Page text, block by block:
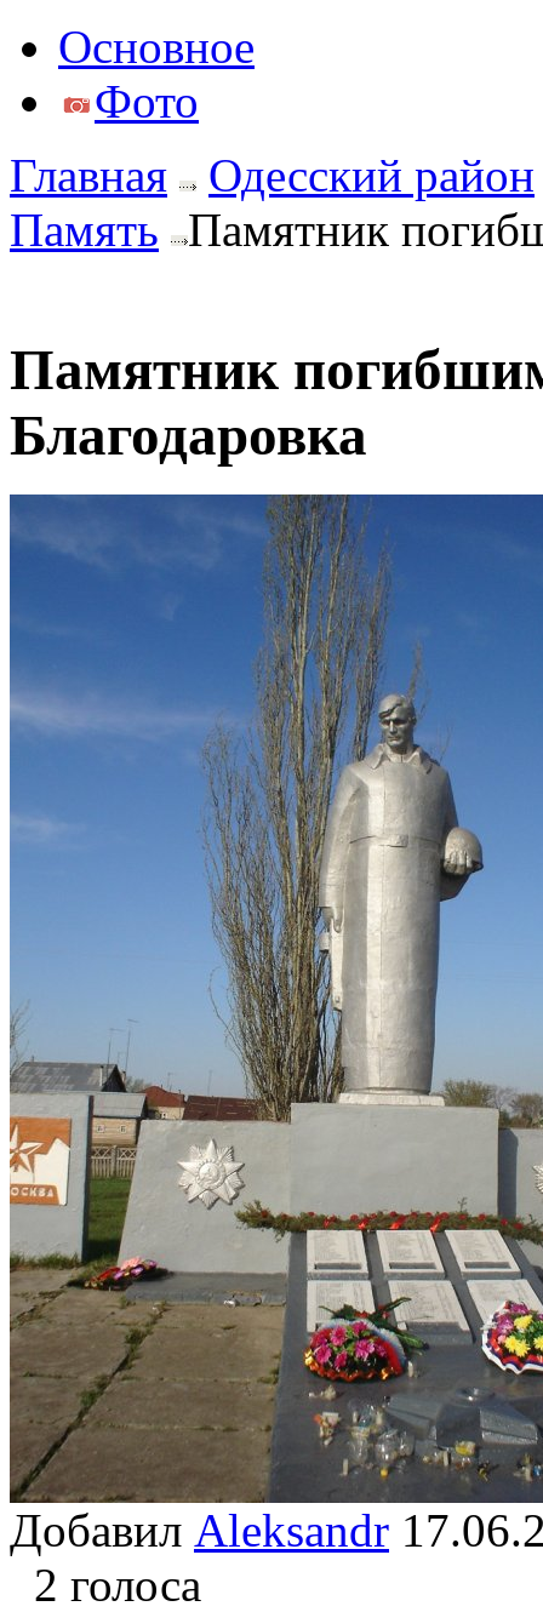
Основное
Фото
Главная
Одесский район
Память
Памятник
Памятник
Благодаровка
Добавил Aleksandr
2 голоса